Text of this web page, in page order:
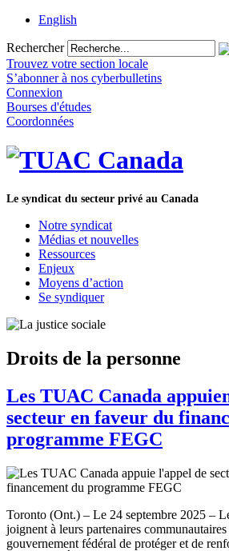
English
Rechercher
Trouvez votre section locale
S’abonner à nos cyberbulletins
Connexion
Bourses d'études
Coordonnées
Le syndicat du secteur privé au Canada
Notre syndicat
Médias et nouvelles
Ressources
Enjeux
Moyens d’action
Se syndiquer
Droits de la personne
Les TUAC Canada
secteur en faveur du
programme FEGC
Toronto (Ont.) – Le 24 septembre 2025 –
joignent à leurs partenaires
gouvernement fédéral de protéger et de